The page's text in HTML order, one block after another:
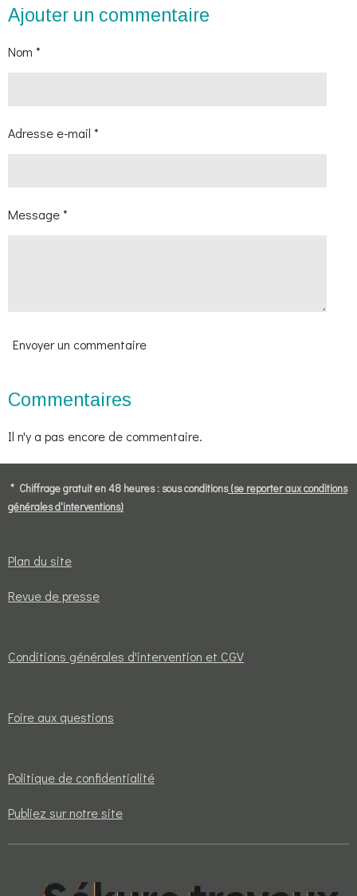
t
a
e
r
t
a
t
a
t
a
Ajouter un commentaire
Nom *
Adresse e-mail *
Message *
Envoyer un commentaire
Commentaires
Il n'y a pas encore de commentaire.
* Chiffrage gratuit en 48 heures : sous conditions(se reporter aux conditions
générales d'interventions)
Plan du site
Revue de presse
Conditions générales d'intervention et CGV
Foire aux questions
Politique de confidentialité
Publiez sur notre site